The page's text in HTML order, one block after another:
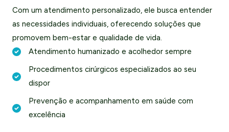
Com um atendimento personalizado, ele busca entender
as necessidades individuais, oferecendo soluções que
promovem bem-estar e qualidade de vida.
Atendimento humanizado e acolhedor sempre
Procedimentos cirúrgicos especializados ao seu
dispor
Prevenção e acompanhamento em saúde com
excelência